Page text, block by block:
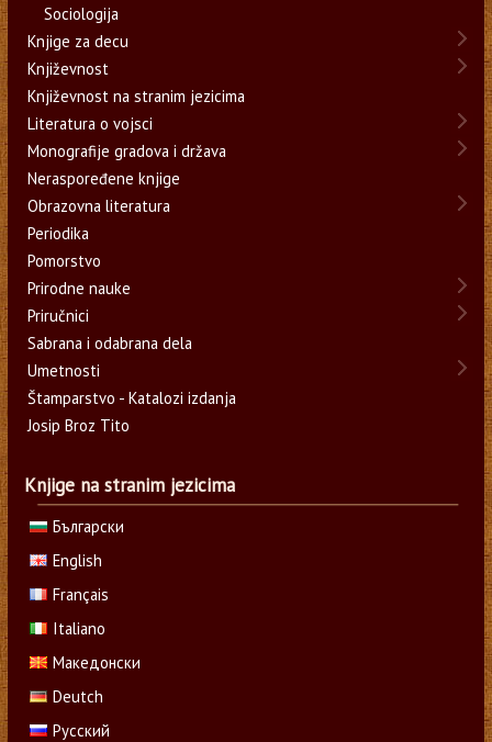
Sociologija
Knjige za decu
Književnost
Književnost na stranim jezicima
Literatura o vojsci
Monografije gradova i država
Neraspoređene knjige
Obrazovna literatura
Periodika
Pomorstvo
Prirodne nauke
Priručnici
Sabrana i odabrana dela
Umetnosti
Štamparstvo - Katalozi izdanja
Josip Broz Tito
Knjige na stranim jezicima
Български
English
Français
Italiano
Македонски
Deutch
Русский